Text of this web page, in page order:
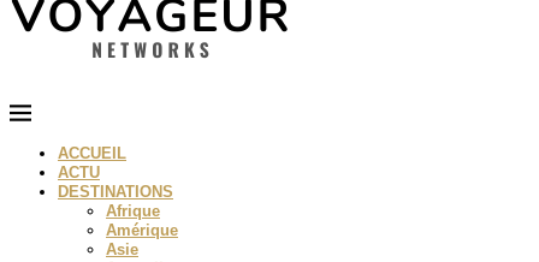
ACCUEIL
ACTU
DESTINATIONS
Afrique
Amérique
Asie